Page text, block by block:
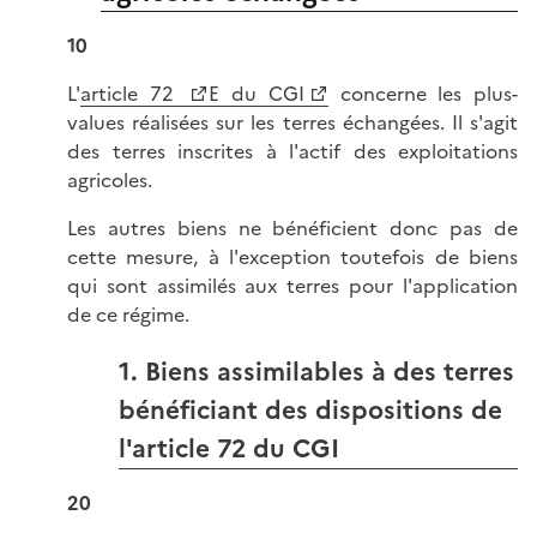
10
L'article 72 E du CGI
concerne les plus-
values réalisées sur les terres échangées. Il s'agit
des terres inscrites à l'actif des exploitations
agricoles.
Les autres biens ne bénéficient donc pas de
cette mesure, à l'exception toutefois de biens
qui sont assimilés aux terres pour l'application
de ce régime.
1. Biens assimilables à des terres
bénéficiant des dispositions de
l'article 72 du CGI
20